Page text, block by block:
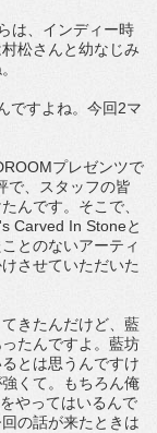
は、インディー時
松さんと幼なじみ
ですよね。今回2マ
プレゼンツで
で、スタッフの皆
んです。そこで、
Carved In Stoneと
とのないアーティ
させていただいた
きたんだけど、藍
たんですよ。藍坊
とは思うんですけ
くて。もちろん俺
やってはいるんで
の話が来たときは